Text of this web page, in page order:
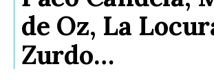
de Oz, La
Zurdo…